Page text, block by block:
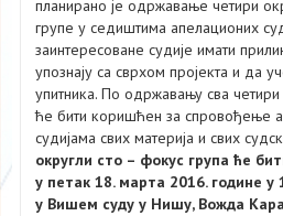
планирано је одржавање четири
групе у седиштима апелационих
заинтересоване судије имати
упознају са сврхом пројекта и да
упитника. По одржавању сва четири
ће бити коришћен за спровођење
судијама свих материја и свих
округли сто – фокус група ће
у петак 18. марта 2016. године у
у Вишем суду у Нишу, Вожда